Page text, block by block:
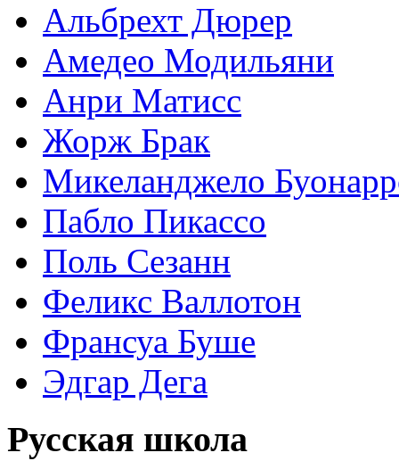
Альбрехт Дюрер
Амедео Модильяни
Анри Матисс
Жорж Брак
Микеланджело
Пабло Пикассо
Поль Сезанн
Феликс Валлотон
Франсуа Буше
Эдгар Дега
Русская школа